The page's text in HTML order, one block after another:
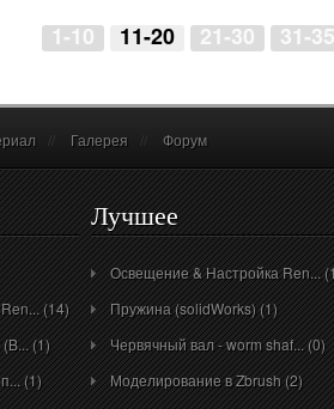
1-10 11-20 21-30 31-35
Галерея Форум
(14)
(1)
(1)
Лучшее
Освещение & Настройка Ren...
Пружина (solidWorks) (1)
Червячный вал - worm shaf... (0)
Моделирование в Zbrush (2)